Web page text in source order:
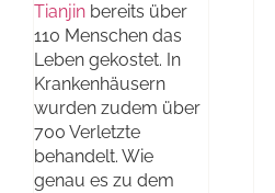
Tianjin bereits über
110 Menschen das
Leben gekostet. In
Krankenhäusern
wurden zudem über
700 Verletzte
behandelt. Wie
genau es zu dem